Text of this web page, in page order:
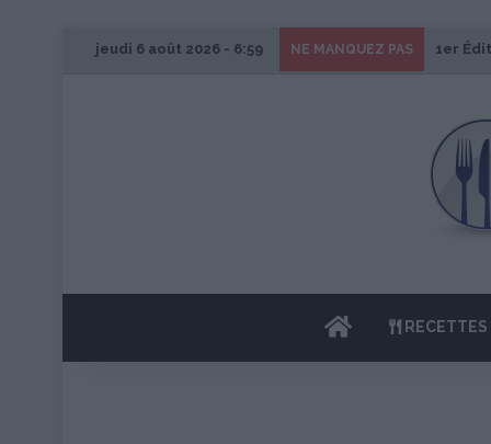
jeudi 6 août 2026 - 6:59 NE MANQUEZ PAS 1er
ACCUEIL